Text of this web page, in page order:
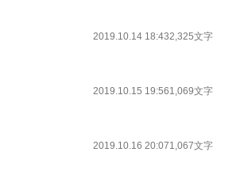
2019.10.14 18:432,325文字
2019.10.15 19:561,069文字
2019.10.16 20:071,067文字